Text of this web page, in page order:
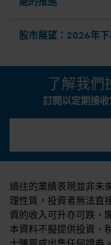
能的推進
股市展望：2026年
了解我們
訂閱以定期接
過往的業績表現並非未
理性質，投資者無法直
資的收入可升亦可跌，
本資料不擬提供投資、